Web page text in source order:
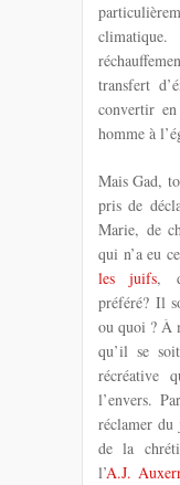
transfert
convertir
homme à
Mais Gad,
pris de
Marie, de
qui n’a eu
les juifs,
préféré? Il
ou quoi ? À
qu’il se
récréative
l’envers.
réclamer du
de la
l’A.J.